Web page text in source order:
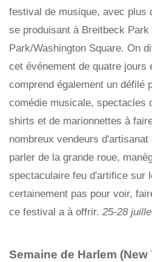
festival de musique, avec plus
se produisant à Breitbeck Park
Park/Washington Square. On
cet événement de quatre jours
comprend également un défilé
comédie musicale, spectacles
shirts et de marionnettes à
nombreux vendeurs
parler de la grande roue,
spectaculaire feu d'artifice sur
certainement pas pour voir,
ce festival a à offrir. 25-28
Semaine de Harlem (New